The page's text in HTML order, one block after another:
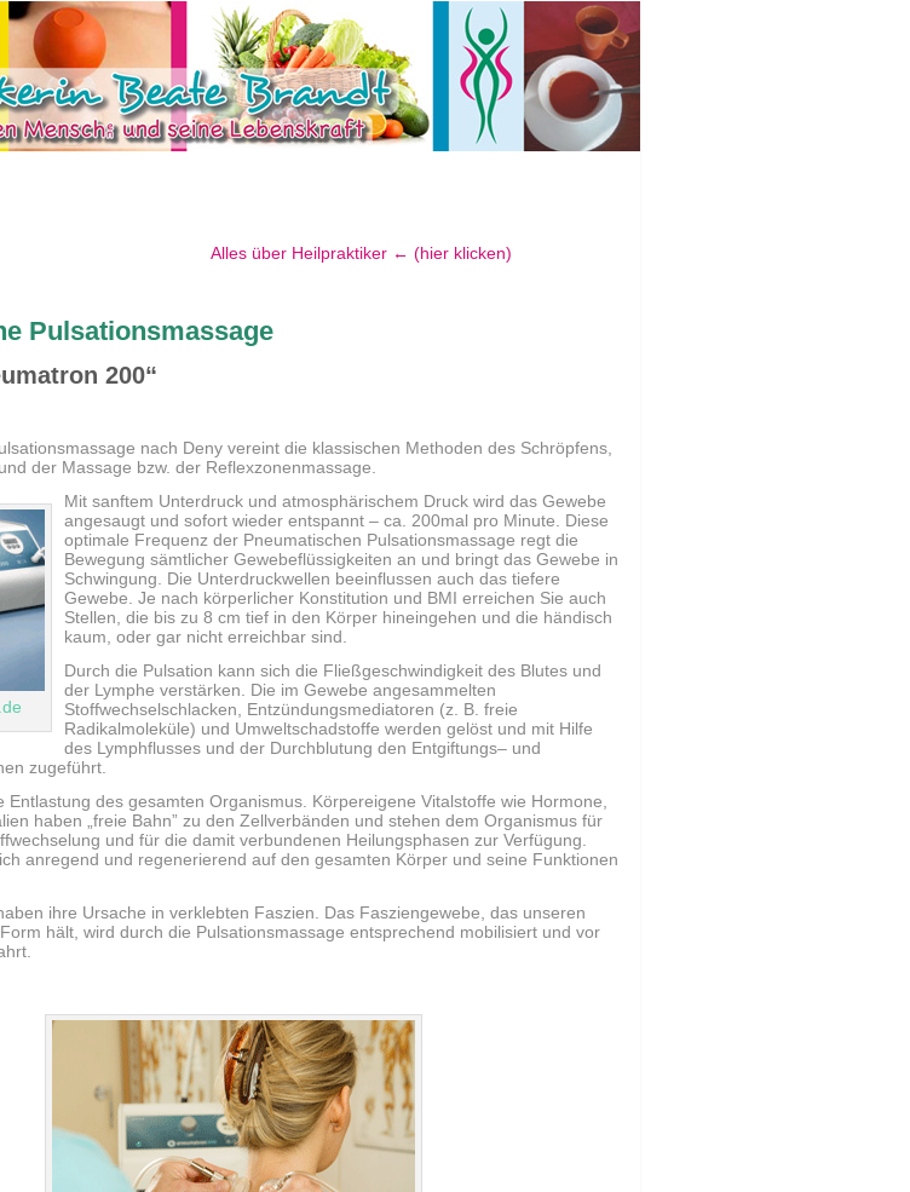
Alles über Heilpraktiker ← (hier klicken)
Pulsationsmassage
200“
nach Deny vereint die klassischen Methoden des Schröpfens,
der Massage bzw. der Reflexzonenmassage.
Mit sanftem Unterdruck und atmosphärischem Druck wird das Gewebe
angesaugt und sofort wieder entspannt – ca. 200mal pro Minute. Diese
optimale Frequenz der Pneumatischen Pulsationsmassage regt die
Bewegung sämtlicher Gewebeflüssigkeiten an und bringt das Gewebe in
Schwingung. Die Unterdruckwellen beeinflussen auch das tiefere
Gewebe. Je nach körperlicher Konstitution und BMI erreichen Sie auch
Stellen, die bis zu 8 cm tief in den Körper hineingehen und die händisch
kaum, oder gar nicht erreichbar sind.
Durch die Pulsation kann sich die Fließgeschwindigkeit des Blutes und
der Lymphe verstärken. Die im Gewebe angesammelten
Stoffwechselschlacken, Entzündungsmediatoren (z. B. freie
Radikalmoleküle) und Umweltschadstoffe werden gelöst und mit Hilfe
des Lymphflusses und der Durchblutung den Entgiftungs– und
zugeführt.
Entlastung des gesamten Organismus. Körpereigene Vitalstoffe wie Hormone,
haben „freie Bahn” zu den Zellverbänden und stehen dem Organismus für
und für die damit verbundenen Heilungsphasen zur Verfügung.
anregend und regenerierend auf den gesamten Körper und seine Funktionen
ihre Ursache in verklebten Faszien. Das Fasziengewebe, das unseren
hält, wird durch die Pulsationsmassage entsprechend mobilisiert und vor